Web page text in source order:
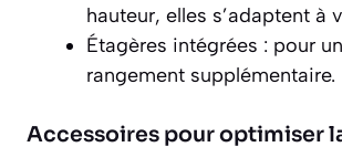
hauteur, elles s’adaptent à
Étagères intégrées : pour
rangement supplémentaire.
Accessoires pour optimiser